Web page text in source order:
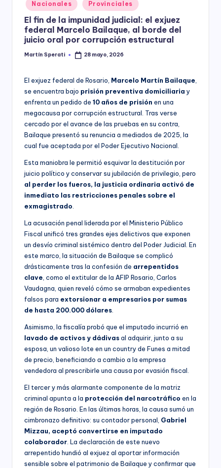
y
in
Nacionales Provinciales
El fin de la impunidad judicial: el exjuez
federal Marcelo Bailaque, al borde del
juicio oral por corrupción estructural
Posted
Martín Sperati 28 mayo, 2026
El exjuez federal de Rosario, Marcelo Martín Bailaque
se encuentra bajo prisión preventiva domiciliaria y
enfrenta un pedido de 10 años de prisión en una
megacausa por corrupción estructural. Tras verse
cercado por el avance de las pruebas en su contra,
Bailaque presentó su renuncia a mediados de 2025, la
cual fue aceptada por el Poder Ejecutivo Nacional.
Esta maniobra le permitió esquivar la destitución por
juicio político y conservar su jubilación de privilegio, pero
al perder los fueros, la justicia ordinaria activó de
inmediato las restricciones penales sobre el
exmagistrado
La acusación penal liderada por el Ministerio Público
Fiscal unificó tres grandes ejes delictivos que exponen
un desvío criminal sistémico dentro del Poder Judicial. En
este marco, la situación de Bailaque se complicó
drásticamente tras la confesión de arrepentidos
clave , como el extitular de la AFIP Rosario, Carlos
Vaudagna, quien reveló cómo se armaban expedientes
falsos para extorsionar a empresarios por sumas
de hasta 200.000 dólares
Asimismo, la fiscalía probó que el imputado incurrió en
lavado de activos y dádivasal adquirir, junto a su
esposa, un valioso lote en un country de Funes a mitad
de precio, beneficiando a cambio a la empresa
vendedora al prescribirle una causa por evasión fiscal.
El tercer y más alarmante componente de la matriz
criminal apunta a la protección del narcotráfico en la
región de Rosario. En las últimas horas, la causa sumó un
cimbronazo definitivo: su contador personal, Gabriel
Mizzau, aceptó convertirse en imputado
colaborador . La declaración de este nuevo
arrepentido hundió al exjuez al aportar información
sensible sobre el patrimonio de Bailaque y confirmar que